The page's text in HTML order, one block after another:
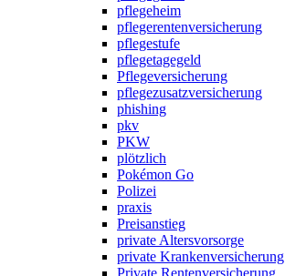
pflegeheim
pflegerentenversicherung
pflegestufe
pflegetagegeld
Pflegeversicherung
pflegezusatzversicherung
phishing
pkv
PKW
plötzlich
Pokémon Go
Polizei
praxis
Preisanstieg
private Altersvorsorge
private Krankenversicherung
Private Rentenversicherung